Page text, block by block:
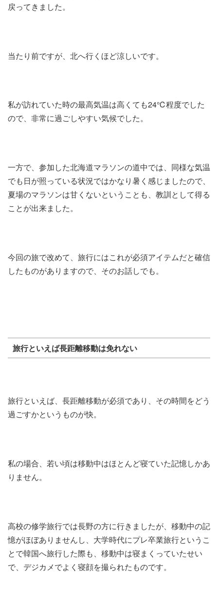
戻ってきました。
当たり前ですが、北へ行くほど涼しいです。
私が訪れていた時の最高気温は高くても24℃程度でした
ので、非常に過ごしやすい気候でした。
一方で、参加した北海道マラソンの道中では、同様な気温
でも日が照っている状況ではかなり暑く感じましたので、
夏場のマラソンは甘くないということも、教訓として得る
ことが出来ました。
今回の旅で改めて、旅行にはこれが必須アイテムだと確信
したものがありますので、そのお話しでも。
旅行といえば長距離移動は免れない
旅行といえば、長距離移動が必須であり、その時間をどう
過ごすかというものが快。
私の場合、若い頃は移動中はほとんど寝ていた記憶しかあ
りません。
高校の修学旅行では長野の方に行きましたが、移動中の記
憶がほぼありませんし、大学時代にプレ卒業旅行というこ
とで韓国へ旅行した際も、移動中は寝まくっていたせい
で、デジカメでよく寝顔を撮られたものです。